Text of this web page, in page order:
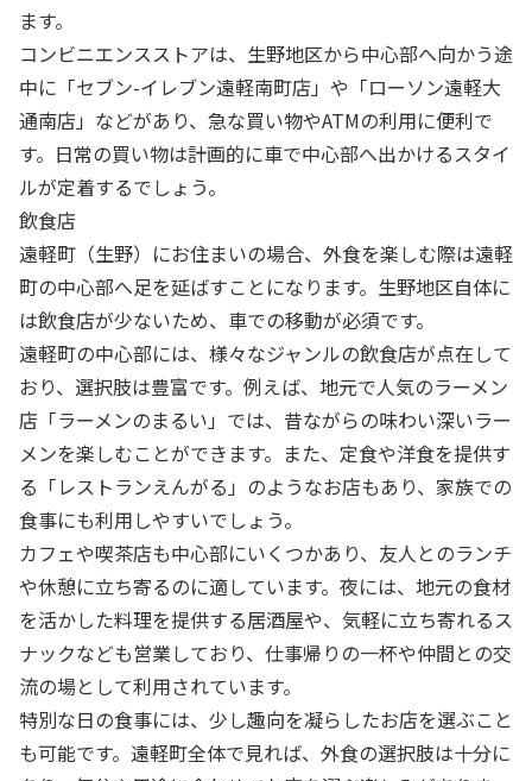
ます。
コンビニエンスストアは、生野地区から中心部へ向かう途
中に「セブン-イレブン遠軽南町店」や「ローソン遠軽大
通南店」などがあり、急な買い物やATMの利用に便利で
す。日常の買い物は計画的に車で中心部へ出かけるスタイ
ルが定着するでしょう。
飲食店
遠軽町（生野）にお住まいの場合、外食を楽しむ際は遠軽
町の中心部へ足を延ばすことになります。生野地区自体に
は飲食店が少ないため、車での移動が必須です。
遠軽町の中心部には、様々なジャンルの飲食店が点在して
おり、選択肢は豊富です。例えば、地元で人気のラーメン
店「ラーメンのまるい」では、昔ながらの味わい深いラー
メンを楽しむことができます。また、定食や洋食を提供す
る「レストランえんがる」のようなお店もあり、家族での
食事にも利用しやすいでしょう。
カフェや喫茶店も中心部にいくつかあり、友人とのランチ
や休憩に立ち寄るのに適しています。夜には、地元の食材
を活かした料理を提供する居酒屋や、気軽に立ち寄れるス
ナックなども営業しており、仕事帰りの一杯や仲間との交
流の場として利用されています。
特別な日の食事には、少し趣向を凝らしたお店を選ぶこと
も可能です。遠軽町全体で見れば、外食の選択肢は十分に